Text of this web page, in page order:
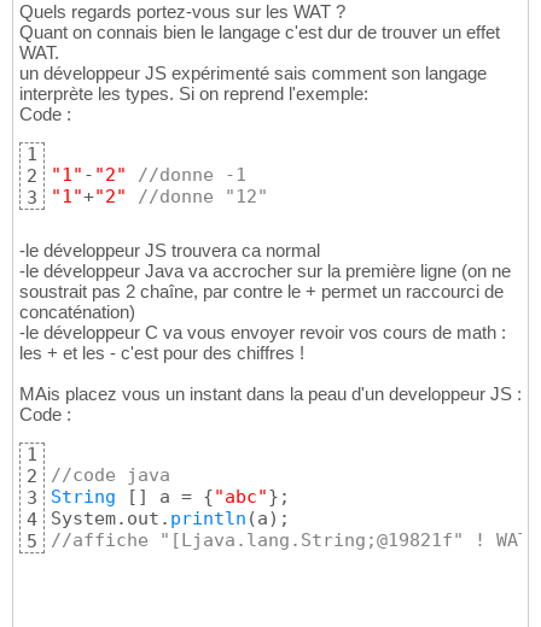
Quels regards portez-vous sur les WAT ?
Quant on connais bien le langage c'est dur de trouver un effet
WAT.
un développeur JS expérimenté sais comment son langage
interprète les types. Si on reprend l'exemple:
Code :
1
2
3
"1" - "2"
//donne -1
"1"+"2" //donne "12"
-le développeur JS trouvera ca normal
-le développeur Java va accrocher sur la première ligne (on ne
soustrait pas 2 chaîne, par contre le + permet un raccourci de
concaténation)
-le développeur C va vous envoyer revoir vos cours de math :
les + et les - c'est pour des chiffres !
MAis placez vous un instant dans la peau d'un developpeur JS :
Code :
1
2
3
4
5
//code java
String
[ ] a = {"abc"} ;
System.out. println (a)
//affiche "[Ljava.lang.String;@19821f" ! WAT